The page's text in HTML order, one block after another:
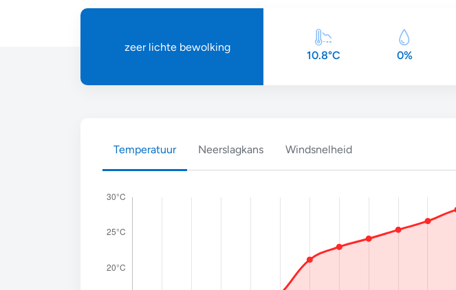
zeer lichte bewolking
10.8°C 0%
Temperatuur Neerslagkans Windsnelheid